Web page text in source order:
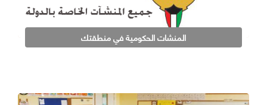
المنشات الحكومية في منطقتك